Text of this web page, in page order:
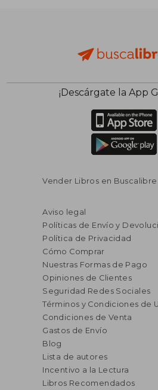
¡Descárgate la App
Vender Libros en Buscalibre
Aviso legal
Políticas de Envío y
Política de Privacidad
Cómo Comprar
Nuestras Formas de Pago
Opiniones de Clientes
Seguridad Redes Sociales
Términos y Condiciones de
Condiciones de Venta
Gastos de Envío
Blog
Lista de autores
Incentivo a la Lectura
Libros Recomendados